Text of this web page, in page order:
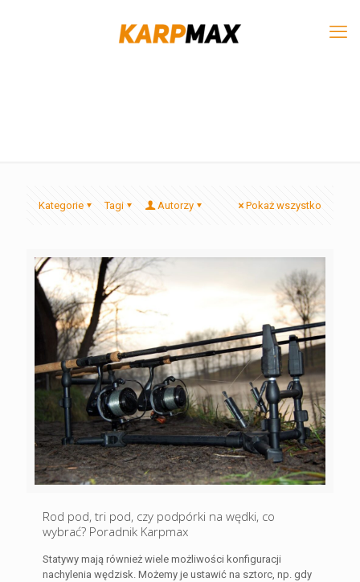
Kategorie Tagi Autorzy Pokaż wszystko
Rod pod, tri pod, czy podpórki na wędki, co
wybrać? Poradnik Karpmax
Statywy mają również wiele możliwości konfiguracji
nachylenia wędzisk. Możemy je ustawić na sztorc, np. gdy